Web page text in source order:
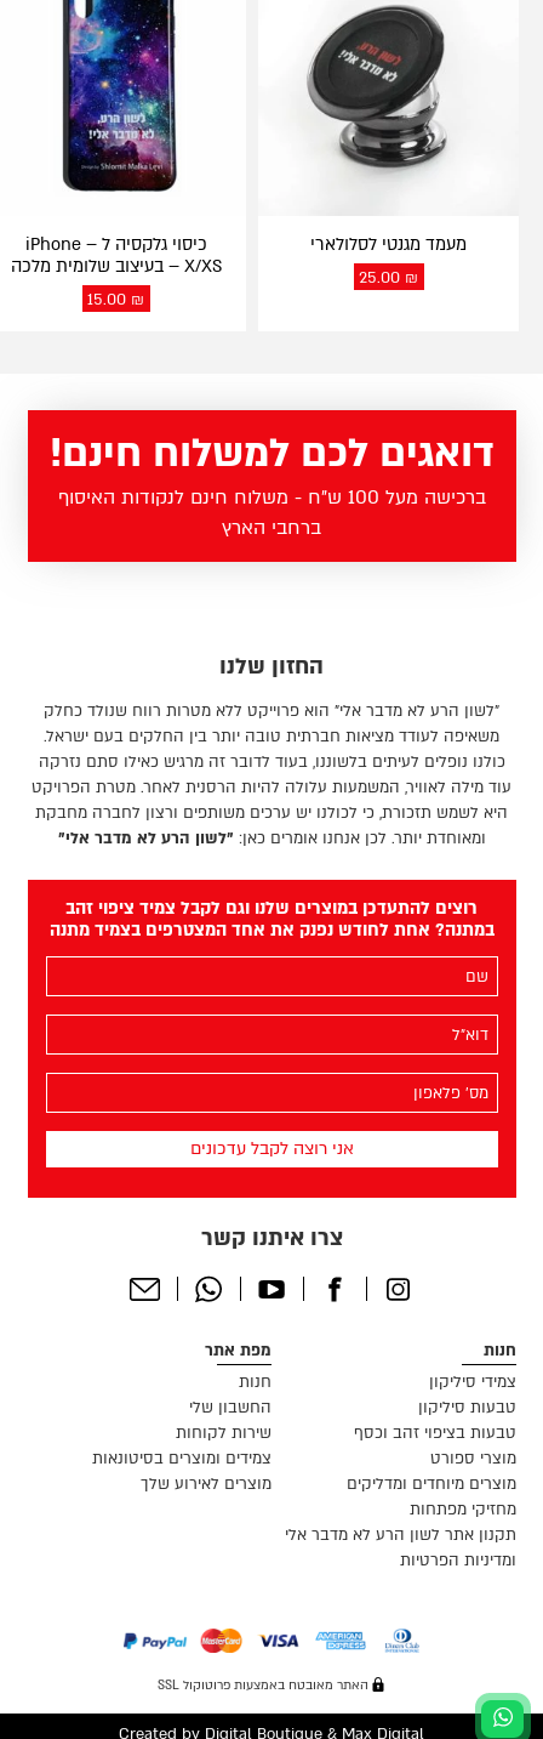
מעמד מגנטי לסלולארי
25.00 ₪
כיסוי גלקסיה ל – iPhone
X/XS – בעיצוב שלומית מלכה
15.00 ₪
דואגים לכם למשלוח חינם!
ברכישה מעל 100 ש"ח - משלוח חינם לנקודות האיסוף
ברחבי הארץ
החזון שלנו
"לשון הרע לא מדבר אלי" הוא פרוייקט ללא מטרות רווח שנולד כחלק
משאיפה לעודד מציאות חברתית טובה יותר בין החלקים בעם ישראל.
כולנו נופלים לעיתים בלשוננו, בעוד לדובר זה מרגיש כאילו סתם נזרקה
עוד מילה לאוויר, המשמעות עלולה להיות הרסנית לאחר. מטרת הפרויקט
היא לשמש תזכורת, כי לכולנו יש ערכים משותפים ורצון לחברה מחבקת
ומאוחדת יותר. לכן אנחנו אומרים כאן: "לשון הרע לא מדבר אלי"
רוצים להתעדכן במוצרים שלנו וגם לקבל צמיד ציפוי זהב
במתנה? אחת לחודש נפנק את אחד המצטרפים בצמיד מתנה
שלך
שלך
הפלאפון
צרו איתנו קשר
Instagram
Facebook
Youtube
Whatsapp
Send
חנות
צמידי סיליקון
טבעות סיליקון
טבעות בציפוי זהב וכסף
מוצרי ספורט
מוצרים מיוחדים ומדליקים
מחזיקי מפתחות
תקנון אתר לשון הרע לא מדבר אלי
ומדיניות הפרטיות
מפת אתר
חנות
החשבון שלי
שירות לקוחות
צמידים ומוצרים בסיטונאות
מוצרים לאירוע שלך
האתר מאובטח באמצעות פרוטוקול SSL
Created by Digital Boutique & Max Digital